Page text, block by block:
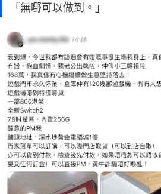
「無嘢可以做到。」